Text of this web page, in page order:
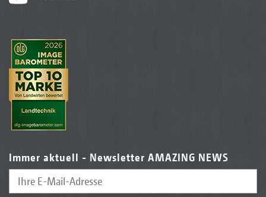
Immer aktuell - Newsletter AMAZING NEWS